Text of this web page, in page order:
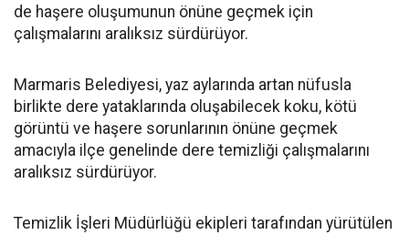
de haşere oluşumunun önüne geçmek için
çalışmalarını aralıksız sürdürüyor.
Marmaris Belediyesi, yaz aylarında artan nüfusla
birlikte dere yataklarında oluşabilecek koku, kötü
görüntü ve haşere sorunlarının önüne geçmek
amacıyla ilçe genelinde dere temizliği çalışmalarını
aralıksız sürdürüyor.
Temizlik İşleri Müdürlüğü ekipleri tarafından yürütülen